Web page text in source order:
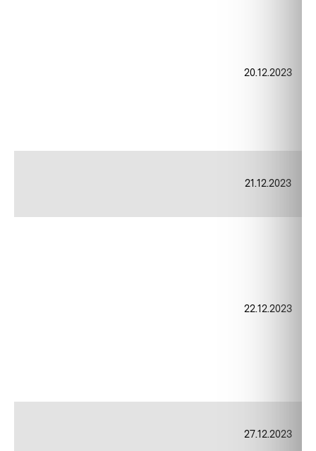
20.12.2023
21.12.2023
22.12.2023
27.12.2023